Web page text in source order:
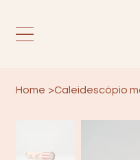
Home >Caleidescópio